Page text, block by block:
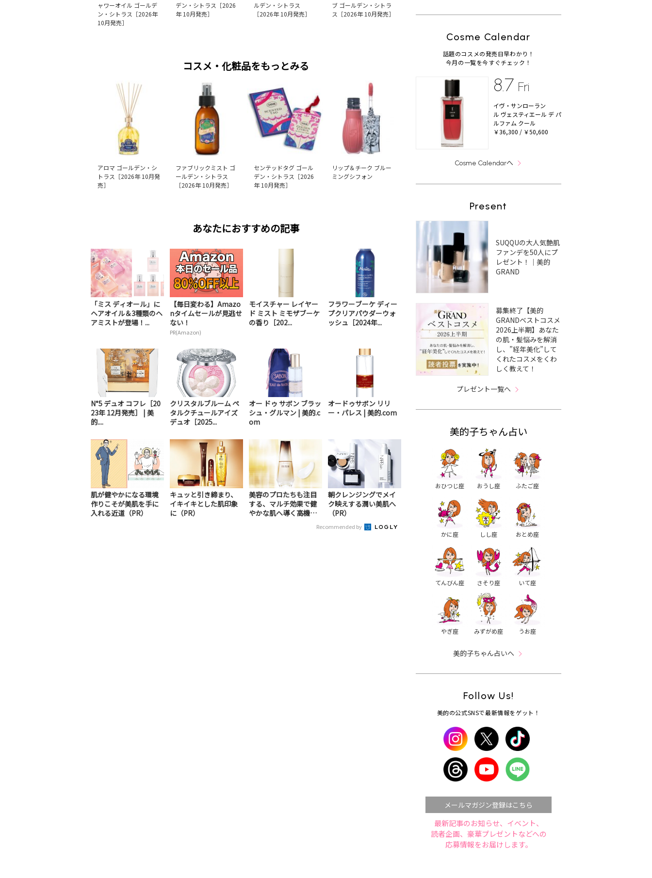
ャワーオイル ゴールデ
ン・シトラス［2026年
10月発売］
デン・シトラス［2026
年 10月発売］
ルデン・シトラス
［2026年 10月発売］
ブ ゴールデン・シトラ
ス［2026年 10月発売］
コスメ・化粧品をもっとみる
アロマ ゴールデン・シ
トラス［2026年 10月発
売］
ファブリックミスト ゴ
ールデン・シトラス
［2026年 10月発売］
センテッドタグ ゴール
デン・シトラス［2026
年 10月発売］
リップ＆チーク ブルー
ミングシフォン
あなたにおすすめの記事
「ミス ディオール」に
ヘアオイル＆3種類のヘ
アミストが登場！...
【毎日変わる】Amazo
nタイムセールが見逃せ
ない！
PR(Amazon)
モイスチャー レイヤー
ド ミスト ミモザブーケ
の香り［202...
フラワーブーケ ディー
プクリアパウダーウォ
ッシュ［2024年...
N°5 デュオ コフレ［20
23年 12月発売］ | 美
的....
クリスタルブルーム ペ
タルクチュールアイズ
デュオ［2025...
オー ドゥ サボン ブラッ
シュ・グルマン | 美的.c
om
オードゥサボン リリ
ー・パレス | 美的.com
肌が健やかになる環境
作りこそが美肌を手に
入れる近道（PR）
キュッと引き締まり、
イキイキとした肌印象
に（PR）
美容のプロたちも注目
する、マルチ効果で健
やかな肌へ導く高機能
朝クレンジングでメイ
ク映えする潤い美肌へ
（PR）
Recommended by
Cosme Calendar
話題のコスメの発売日早わかり！
今月の一覧を今すぐチェック！
8.7 Fri
イヴ・サンローラン
ル ヴェスティエール デ パ
ルファム クール
￥36,300 / ￥50,600
Cosme Calendarへ
Present
SUQQUの大人気艶肌
ファンデを50人にプ
レゼント！｜美的
GRAND
募集終了【美的
GRANDベストコスメ
2026上半期】あなた
の肌・髪悩みを解消
し、”経年美化”して
くれたコスメをくわ
しく教えて！
プレゼント一覧へ
美的子ちゃん占い
おひつじ座 おうし座 ふたご座
かに座 しし座 おとめ座
てんびん座 さそり座 いて座
やぎ座 みずがめ座 うお座
美的子ちゃん占いへ
Follow Us!
美的の公式SNSで最新情報をゲット！
メールマガジン登録はこちら
最新記事のお知らせ、イベント、
読者企画、豪華プレゼントなどへの
応募情報をお届けします。